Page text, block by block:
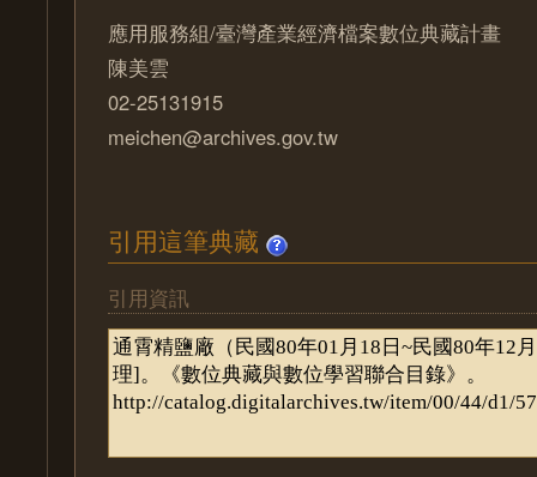
應用服務組/臺灣產業經濟檔案數位典藏計畫
陳美雲
02-25131915
meichen@archives.gov.tw
引用這筆典藏
引用資訊